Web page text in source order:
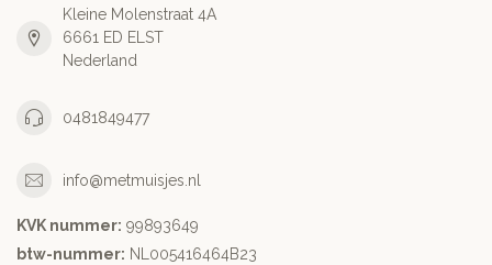
Kleine Molenstraat 4A
6661 ED ELST
Nederland
0481849477
info@metmuisjes.nl
KVK nummer: 99893649
btw-nummer: NL005416464B23